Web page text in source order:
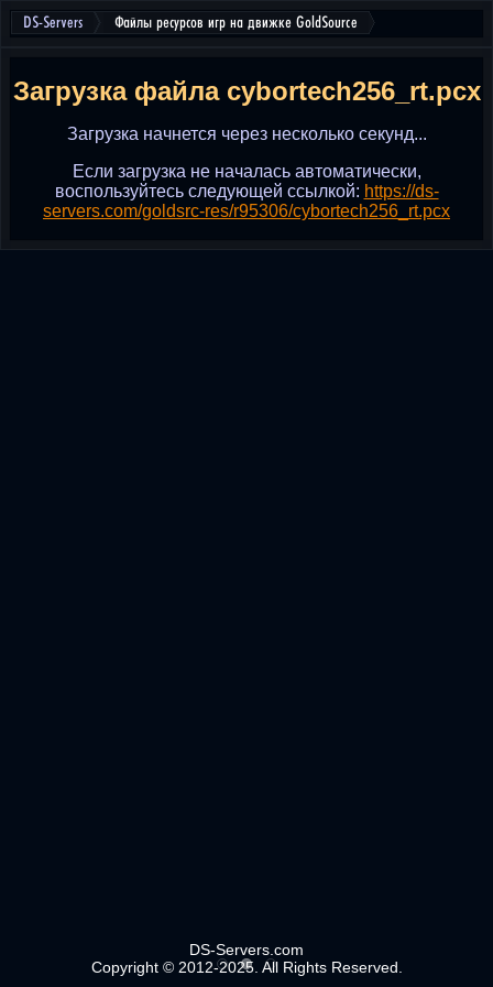
DS-Servers Файлы ресурсов игр на движке GoldSource
Загрузка файла cybortech256_rt.pcx
Загрузка начнется через несколько секунд...
Если загрузка не началась автоматически,
воспользуйтесь следующей ссылкой: https://ds-
servers.com/goldsrc-res/r95306/cybortech256_rt.pcx
DS-Servers.com
Copyright © 2012-2025. All Rights Reserved.